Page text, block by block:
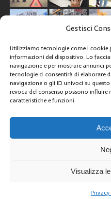
Gestisci
Utilizziamo tecnologie come i cookie
informazioni del dispositivo. Lo
navigazione e per mostrare annunci
tecnologie ci consentirà di elaborare
navigazione o gli ID univoci su
revoca del consenso possono influire
caratteristiche e funzioni.
Visualizza
CREATIVE COMMONS
Questa opera è concessa in licenza
Copyright © 2025